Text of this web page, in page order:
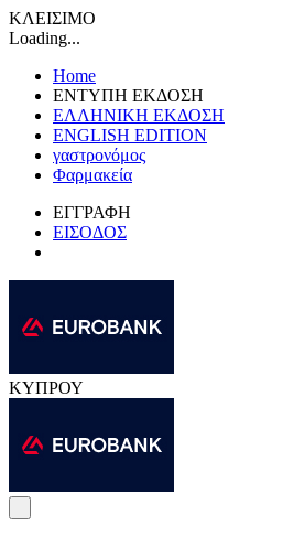
ΚΛΕΙΣΙΜΟ
Loading...
Home
ΕΝΤΥΠΗ ΕΚΔΟΣΗ
ΕΛΛΗΝΙΚΗ ΕΚΔΟΣΗ
ENGLISH EDITION
γαστρονόμος
Φαρμακεία
ΕΓΓΡΑΦΗ
ΕΙΣΟΔΟΣ
ΚΥΠΡΟΥ